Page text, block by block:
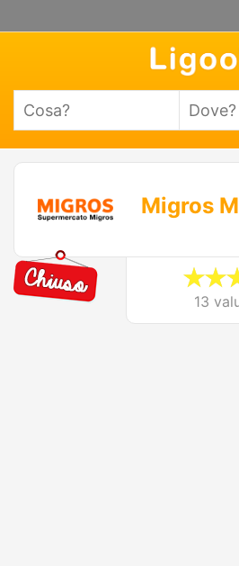
Migros
13